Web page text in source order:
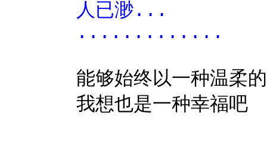
人已渺...
.............
能够始终以一种温柔
我想也是一种幸福吧